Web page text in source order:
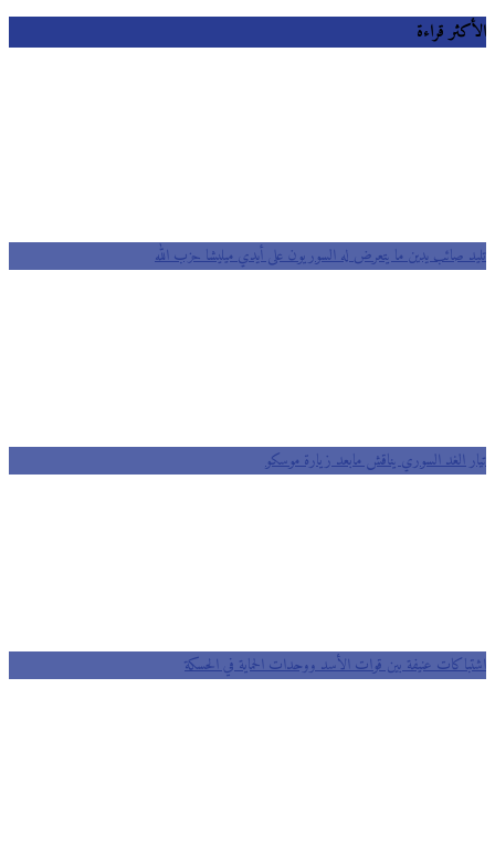
قراءة
صائب يدين ما يتعرض له السوريون على أيدي ميليشا حزب الله
الغد السوري يناقش مابعد زيارة موسكو
عنيفة بين قوات الأسد ووحدات الحماية في الحسكة